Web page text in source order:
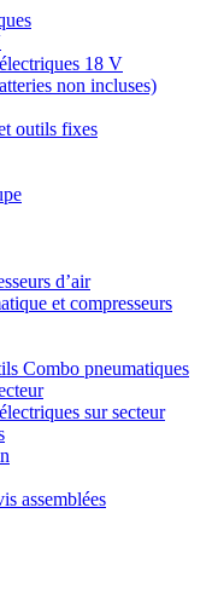
18 V
non incluses)
outils fixes
d’air
et compresseurs
Combo pneumatiques
sur secteur
assemblées